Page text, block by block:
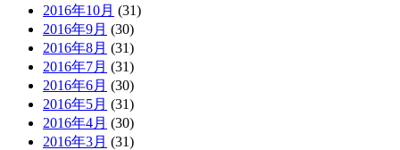
2016年10月 (31)
2016年9月 (30)
2016年8月 (31)
2016年7月 (31)
2016年6月 (30)
2016年5月 (31)
2016年4月 (30)
2016年3月 (31)